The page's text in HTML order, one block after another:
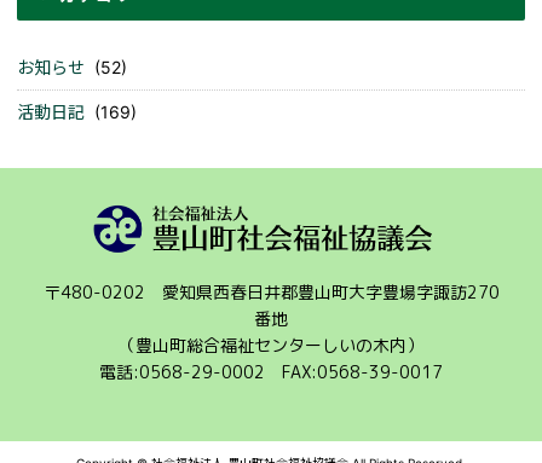
お知らせ (52)
活動日記 (169)
〒480-0202 愛知県西春日井郡豊山町大字豊場字諏訪270
番地
（豊山町総合福祉センターしいの木内）
電話:0568-29-0002 FAX:0568-39-0017